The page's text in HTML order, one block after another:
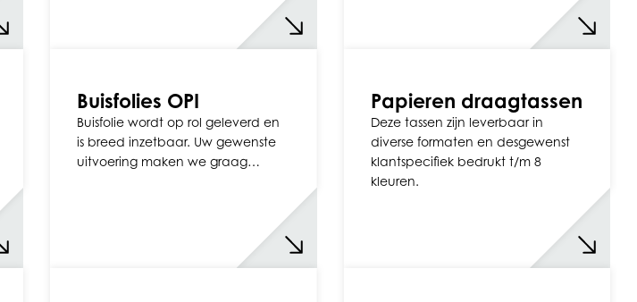
Buisfolies OPI
Buisfolie wordt op rol geleverd en
is breed inzetbaar. Uw gewenste
uitvoering maken we graag…
Papieren draagtassen
Deze tassen zijn leverbaar in
diverse formaten en desgewenst
klantspecifiek bedrukt t/m 8
kleuren.